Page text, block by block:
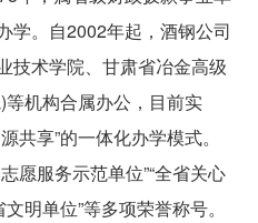
学。自2002年起，酒钢公司
技术学院、甘肃省冶金高级
机构合属办公，目前实
共享”的一体化办学模式。
愿服务示范单位”“全省关心
明单位”等多项荣誉称号。